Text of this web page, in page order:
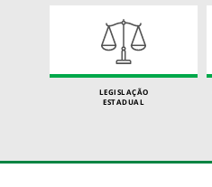
LEGISLAÇÃO
ESTADUAL